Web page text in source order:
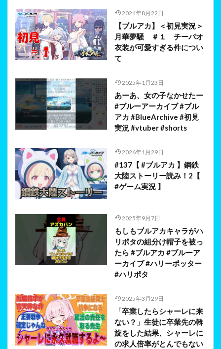
2024年8月22日
【ブルアカ】＜初見実況＞
月華夢騒 ＃１ チーパオ
衣装が可愛すぎる件につい
て
2025年1月23日
あーあ、女の子なかせたー
#ブルーアーカイブ #ブル
アカ #BlueArchive #初見
実況 #vtuber #shorts
2026年1月29日
#137【 #ブルアカ 】鋼鉄
大陸ストーリー読み！2【
#ゲーム実況 】
2025年9月7日
もしもブルアカキャラがハ
リポタの組分け帽子を被っ
たら #ブルアカ #ブルーア
ーカイブ #ハリーポッター
#ハリポタ
2025年3月29日
「卒業したらシャーレに来
ない？」生徒に卒業先の斡
旋をした結果、シャーレに
の求人倍率がとんでもない